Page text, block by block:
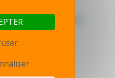
de confidentialité